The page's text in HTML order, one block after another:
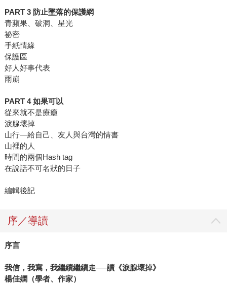
PART 3 防止墜落的保護網
青蘋果、破洞、星光
祕密
手紙情緣
保護區
好人好事代表
雨崩
PART 4 如果可以
從來就不是療癒
淚腺壞掉
山行—給自己、友人與台灣的情書
山裡的人
時間的兩個Hash tag
在說話不可名狀的日子
編輯後記
序／導讀
序言
我信，我寫，我繼續繼續走──讀《淚腺壞掉》
楊佳嫻（學者、作家）